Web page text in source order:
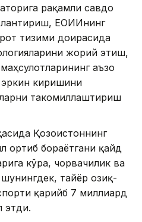
рақамли савдо
ЕОИИнинг
тизими доирасида
жорий этиш,
аъзо
эркин киришини
такомиллаштириш
Қозоғистоннинг
ортиб бораётгани қайд
кўра, чорвачилик ва
тайёр озиқ-
қарийб 7 миллиард
этди.